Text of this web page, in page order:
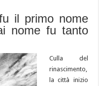
il primo nome
nome fu tanto
Culla del
rinascimento,
la città inizio